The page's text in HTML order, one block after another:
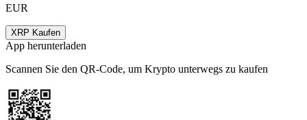
EUR
XRP Kaufen
App herunterladen
Scannen Sie den QR-Code, um Krypto unterwegs zu kaufen